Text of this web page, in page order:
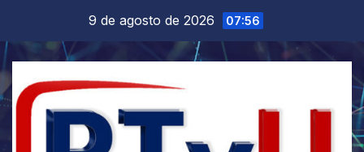
contenido
9 de agosto de 2026 07:56